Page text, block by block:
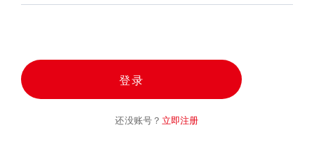
登录
还没账号？ 立即注册